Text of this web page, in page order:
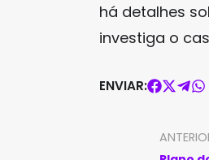
há detalhes
investiga o
ENVIAR: